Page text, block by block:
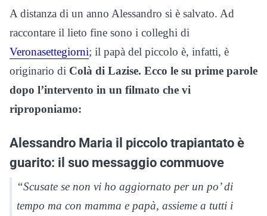
A distanza di un anno Alessandro si è salvato. Ad
raccontare il lieto fine sono i colleghi di
Veronasettegiorni; il papà del piccolo è, infatti, è
originario di Colà di Lazise. Ecco le su prime parole
dopo l’intervento in un filmato che vi
riproponiamo:
Alessandro Maria il piccolo trapiantato è
guarito: il suo messaggio commuove
“Scusate se non vi ho aggiornato per un po’ di
tempo ma con mamma e papà, assieme a tutti i